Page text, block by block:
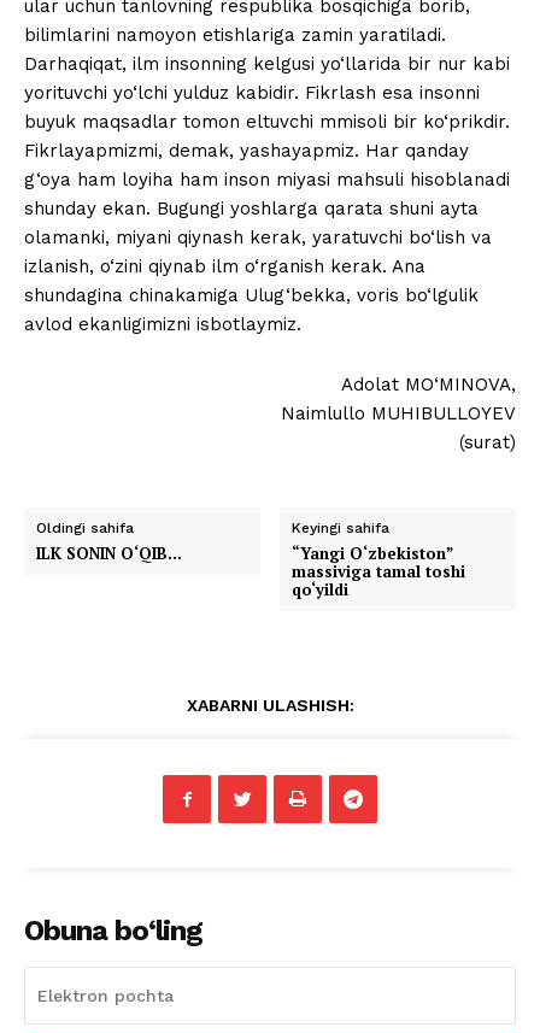
ular uchun tanlovning respublika bosqichiga borib,
bilimlarini namoyon etishlariga zamin yaratiladi.
Darhaqiqat, ilm insonning kelgusi yo‘llarida bir nur kabi
yorituvchi yo‘lchi yulduz kabidir. Fikrlash esa insonni
buyuk maqsadlar tomon eltuvchi mmisoli bir ko‘prikdir.
Fikrlayapmizmi, demak, yashayapmiz. Har qanday
g‘oya ham loyiha ham inson miyasi mahsuli hisoblanadi
shunday ekan. Bugungi yoshlarga qarata shuni ayta
olamanki, miyani qiynash kerak, yaratuvchi bo‘lish va
izlanish, o‘zini qiynab ilm o‘rganish kerak. Ana
shundagina chinakamiga Ulug‘bekka, voris bo‘lgulik
avlod ekanligimizni isbotlaymiz.
Adolat MO‘MINOVA,
Naimlullo MUHIBULLOYEV
(surat)
Oldingi sahifa
ILK SONIN O‘QIB…
Keyingi sahifa
“Yangi O‘zbekiston”
massiviga tamal toshi
qo‘yildi
XABARNI ULASHISH:
Obuna bo‘ling